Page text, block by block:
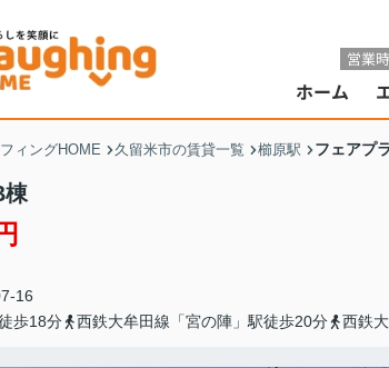
営業
ホーム
ィングHOME 久留米市の賃貸一覧 櫛原駅 フェアプ
16
歩18分
西鉄大牟田線「宮の陣」駅徒歩20分 西鉄